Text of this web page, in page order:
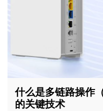
什么是多链路操作
的关键技术